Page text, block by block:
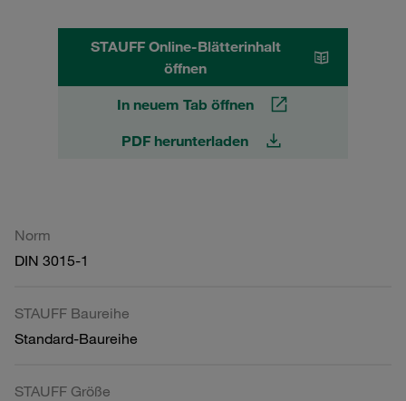
STAUFF Online-Blätterinhalt
öffnen
In neuem Tab öffnen
PDF herunterladen
Norm
DIN 3015-1
STAUFF Baureihe
Standard-Baureihe
STAUFF Größe